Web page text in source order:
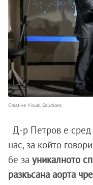
Creative Visual Solutions
Д-р Петров е сред
нас, за който
бе за уникалното
разкъсана аорта